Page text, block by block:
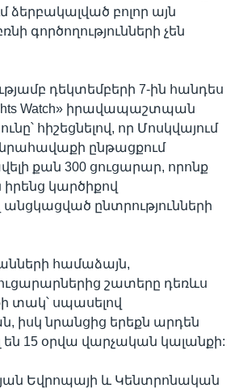
ձերբակալված բոլոր այն
գործողությունների չեն
դեկտեմբերի 7-ին հանդես
Watch» իրավապաշտպան
հիշեցնելով, որ Մոսկվայում
ընթացքում
քան 300 ցուցարար, որոնք
կարծիքով
ընտրությունների
համաձայն,
շատերը դեռևս
տակ՝ սպասելով
իսկ նրանցից երեքն արդեն
15 օրվա վարչական կալանքի:
Եվրոպայի և Կենտրոնական